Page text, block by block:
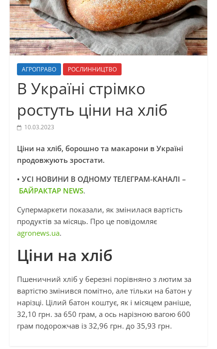
АГРОПРАВО РОСЛИННИЦТВО
В Україні стрімко
ростуть ціни на хліб
10.03.2023
Ціни на хліб, борошно та макарони в Україні
продовжують зростати.
• УСІ НОВИНИ В ОДНОМУ ТЕЛЕГРАМ-КАНАЛІ –
БАЙРАКТАР NEWS.
Супермаркети показали, як змінилася вартість
продуктів за місяць. Про це повідомляє
agronews.ua.
Ціни на хліб
Пшеничний хліб у березні порівняно з лютим за
вартістю змінився помітно, але тільки на батон у
нарізці. Цілий батон коштує, як і місяцем раніше,
32,10 грн. за 650 грам, а ось нарізною вагою 600
грам подорожчав із 32,96 грн. до 35,93 грн.